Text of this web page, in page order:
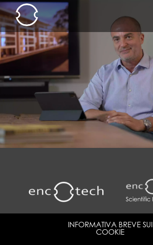
INFORMATIVA BREVE SUI
COOKIE